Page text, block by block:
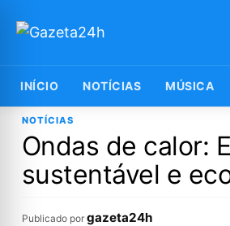
INÍCIO NOTÍCIAS MÚSICA
NOTÍCIAS
Ondas de calor:
sustentável e
Publicado por gazeta24h